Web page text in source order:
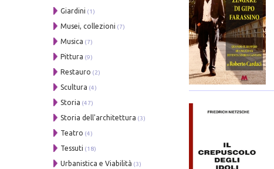
Giardini (1)
Musei, collezioni (7)
Musica (7)
Pittura (9)
Restauro (2)
Scultura (4)
Storia (47)
Storia dell'architettura (3)
Teatro (4)
Tessuti (18)
Urbanistica e Viabilità (3)